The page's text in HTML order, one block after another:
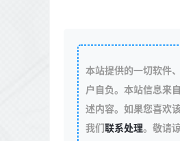
本站提供的一切软件
户自负。本站信息来
述内容。如果您喜欢
我们联系处理。敬请